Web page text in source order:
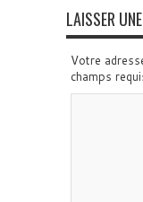
LAISSER
Votre
champs